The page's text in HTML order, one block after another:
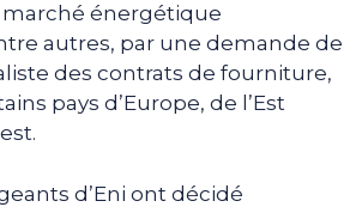
énergétique
autres, par une demande de
des contrats de fourniture,
pays d’Europe, de l’Est
d’Eni ont décidé